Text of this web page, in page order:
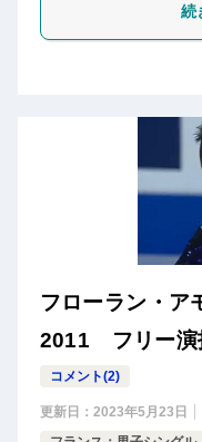
続
フローラン・
2011 フリー演
コメント(2)
更新日： 2023年5月23日